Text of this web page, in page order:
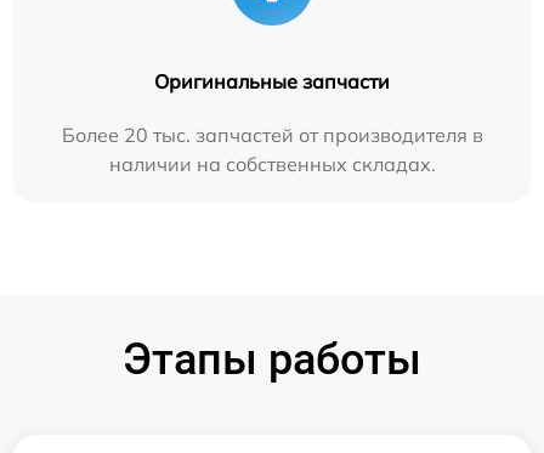
Оригинальные запчасти
Более 20 тыс. запчастей от производителя в
наличии на собственных складах.
Этапы работы